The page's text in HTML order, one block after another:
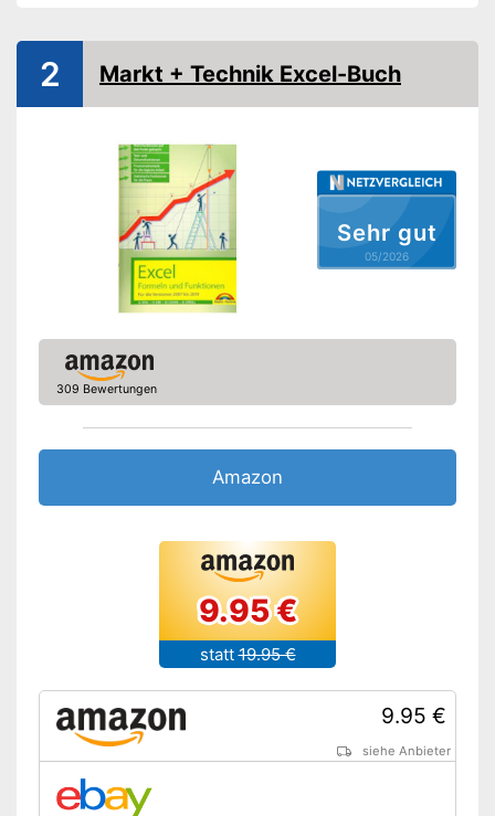
Sehr gut
05/2026
2 Markt + Technik Excel-Buch
309 Bewertungen
Amazon
9.95 €
statt 19.95 €
9.95 €
siehe Anbieter